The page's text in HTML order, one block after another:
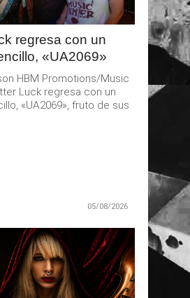
regresa con un
«UA2069»
HBM Promotions/Music
Luck regresa con un
«UA2069», fruto de sus
05/08/2026
LEER
MAS